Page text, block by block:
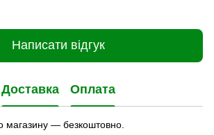
Написати відгук
Доставка Оплата
магазину — безкоштовно.